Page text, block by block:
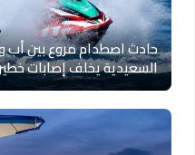
حادث اصطدام مروع بين أب
السعيدية يخلف إصابات